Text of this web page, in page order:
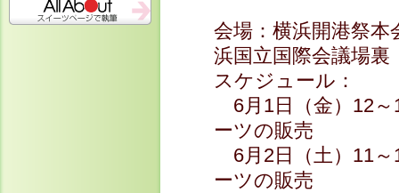
会場：横浜開港祭
浜国立国際会議場裏
スケジュール：
6月1日（金）12
ーツの販売
6月2日（土）11
ーツの販売